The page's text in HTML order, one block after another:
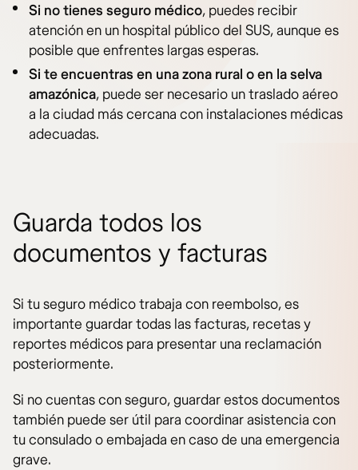
Si no tienes seguro médico, puedes recibir
atención en un hospital público del SUS, aunque es
posible que enfrentes largas esperas.
Si te encuentras en una zona rural o en la selva
amazónica, puede ser necesario un traslado aéreo
a la ciudad más cercana con instalaciones médicas
adecuadas.
Guarda todos los
documentos y facturas
Si tu seguro médico trabaja con reembolso, es
importante guardar todas las facturas, recetas y
reportes médicos para presentar una reclamación
posteriormente.
Si no cuentas con seguro, guardar estos documentos
también puede ser útil para coordinar asistencia con
tu consulado o embajada en caso de una emergencia
grave.